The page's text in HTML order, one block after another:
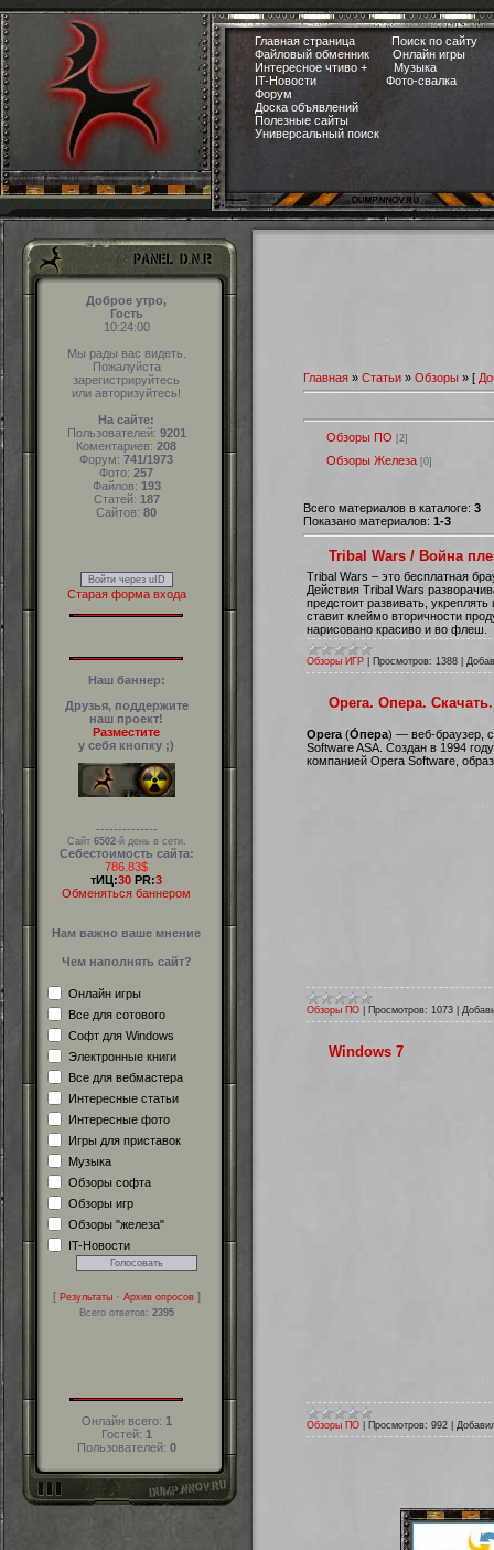
Главная страница
Поиск по сайту
Файловый обменник
Онлайн игры
Интересное чтиво +
Музыка
IT-Новости
Фото-свалка
Форум
Доска объявлений
Полезные сайты
Универсальный поиск
Доброе утро,
Гость
10:24:01
Мы рады вас видеть.
Пожалуйста
зарегистрируйтесь
или авторизуйтесь!
На сайте:
Пользователей: 9201
Коментариев: 208
Форум: 741/1973
Фото: 257
Файлов: 193
Статей: 187
Сайтов: 80
Войти через uID
Старая форма входа
Наш баннер:
Друзья, поддержите
наш проект!
Разместите
у себя кнопку ;)
--------------
Сайт 6502-й день в сети.
Себестоимость сайта:
786.83$
тИЦ:30 PR:3
Обменяться баннером
Нам важно ваше мнение
Чем наполнять сайт?
Онлайн игры
Все для сотового
Софт для Windows
Электронные книги
Все для вебмастера
Интересные статьи
Интересные фото
Игры для приставок
Музыка
Обзоры софта
Обзоры игр
Обзоры "железа"
IT-Новости
[ Результаты· Архив опросов]
Всего ответов: 2395
Онлайн всего: 1
Гостей: 1
Пользователей: 0
Главная » Статьи » Обзоры » [
Обзоры ПО [2]
Обзоры Железа [0]
Всего материалов в каталоге: 3
Показано материалов: 1-3
Tribal Wars / Война
Tribal Wars – это бесплатная
Действия Tribal Wars
предстоит развивать,
ставит клеймо вторичности
нарисовано красиво и во флеш.
Обзоры ИГР Просмотров: 1388
Opera. Опера.
Opera (О́пера) — веб-браузер ,
Software ASA. Создан в 1994
компанией Opera Software ,
Обзоры ПО Просмотров: 1073
Windows 7
Обзоры ПО Просмотров: 992